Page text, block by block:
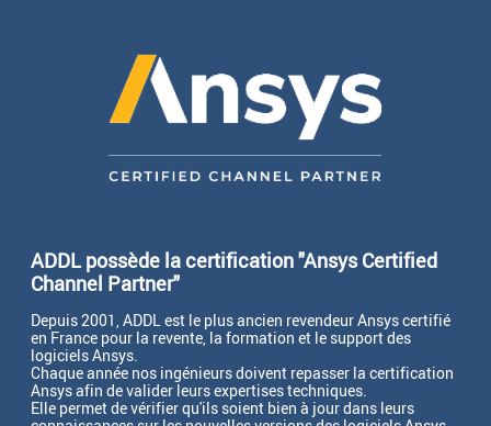
ADDL possède la certification "Ansys Certified
Channel Partner"
Depuis 2001, ADDL est le plus ancien revendeur Ansys certifié
en France pour la revente, la formation et le support des
logiciels Ansys.
Chaque année nos ingénieurs doivent repasser la certification
Ansys afin de valider leurs expertises techniques.
Elle permet de vérifier qu'ils soient bien à jour dans leurs